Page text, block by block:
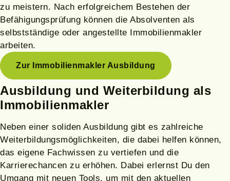
zu meistern. Nach erfolgreichem Bestehen der
Befähigungsprüfung können die Absolventen als
selbstständige oder angestellte Immobilienmakler
arbeiten.
Zur Immobilienmakler Ausbildung
Ausbildung und Weiterbildung als
Immobilienmakler
Neben einer soliden Ausbildung gibt es zahlreiche
Weiterbildungsmöglichkeiten, die dabei helfen können,
das eigene Fachwissen zu vertiefen und die
Karrierechancen zu erhöhen. Dabei erlernst Du den
Umgang mit neuen Tools, um mit den aktuellen